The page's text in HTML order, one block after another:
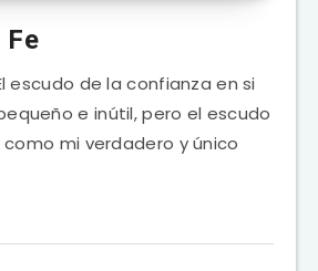
Fe
escudo de la confianza en si
e inútil, pero el escudo
como mi verdadero y único